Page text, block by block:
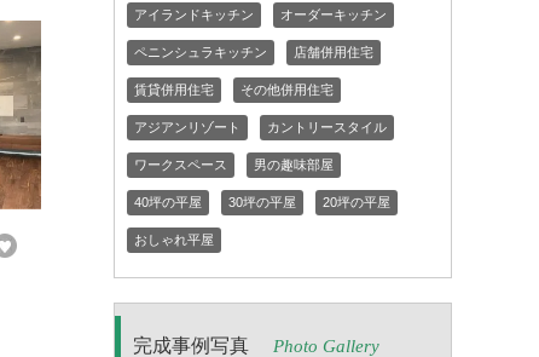
アイランドキッチン オーダーキッチン
ペニンシュラキッチン 店舗併用住宅
賃貸併用住宅 その他併用住宅
アジアンリゾート カントリースタイル
ワークスペース 男の趣味部屋
40坪の平屋 30坪の平屋 20坪の平屋
おしゃれ平屋
完成事例写真 Photo Gallery